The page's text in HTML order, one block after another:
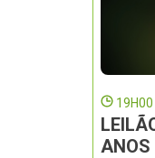
19H00
ANOS